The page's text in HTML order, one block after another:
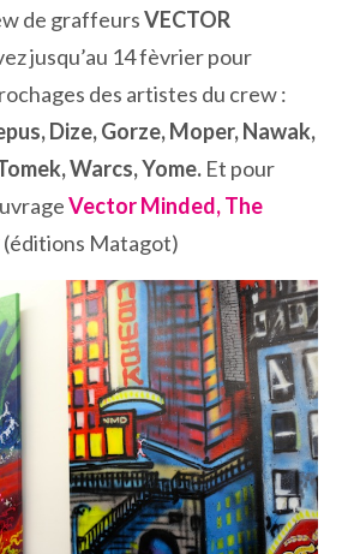
de graffeursVECTOR
jusqu’au 14 fèvrier pour
des artistes du crew :
Dize, Gorze, Moper, Nawak,
Warcs, Yome. Et pour
Vector Minded, The
(éditions Matagot)